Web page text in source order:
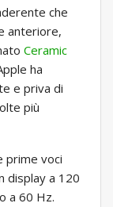
che
anteriore,
Ceramic
ha
e priva di
più
prime voci
display a 120
a 60 Hz.